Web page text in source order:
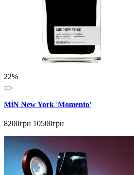
22%
MiN New York 'Momento'
8200грн 10500грн